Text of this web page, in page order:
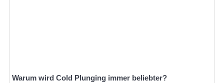
Warum wird Cold Plunging immer beliebter?